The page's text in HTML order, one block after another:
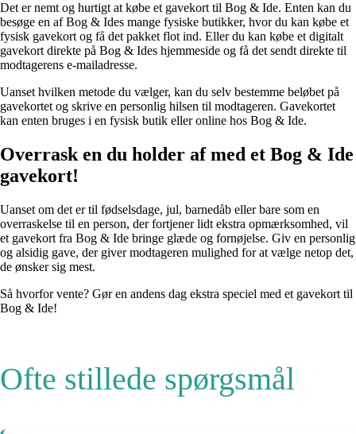
Det er nemt og hurtigt at købe et gavekort til Bog & Ide. Enten kan du
besøge en af Bog & Ides mange fysiske butikker, hvor du kan købe et
fysisk gavekort og få det pakket flot ind. Eller du kan købe et digitalt
gavekort direkte på Bog & Ides hjemmeside og få det sendt direkte til
modtagerens e-mailadresse.
Uanset hvilken metode du vælger, kan du selv bestemme beløbet på
gavekortet og skrive en personlig hilsen til modtageren. Gavekortet
kan enten bruges i en fysisk butik eller online hos Bog & Ide.
Overrask en du holder af med et Bog & Ide
gavekort!
Uanset om det er til fødselsdage, jul, barnedåb eller bare som en
overraskelse til en person, der fortjener lidt ekstra opmærksomhed, vil
et gavekort fra Bog & Ide bringe glæde og fornøjelse. Giv en personlig
og alsidig gave, der giver modtageren mulighed for at vælge netop det,
de ønsker sig mest.
Så hvorfor vente? Gør en andens dag ekstra speciel med et gavekort til
Bog & Ide!
Ofte stillede spørgsmål